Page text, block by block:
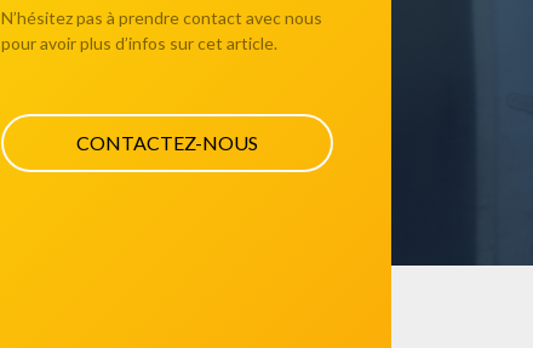
N’hésitez pas à prendre contact avec nous
pour avoir plus d’infos sur cet article.
CONTACTEZ-NOUS